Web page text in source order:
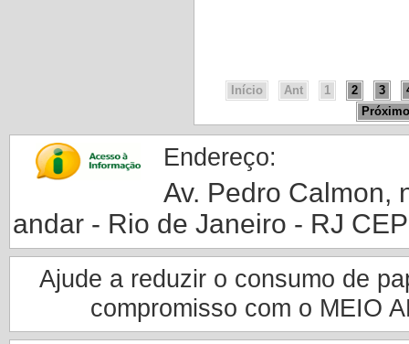
Início Ant 1 2 3
Endereço:
Av. Pedro Calmon,
andar - Rio de Janeiro - RJ
Ajude a reduzir o consumo de
compromisso com o MEIO